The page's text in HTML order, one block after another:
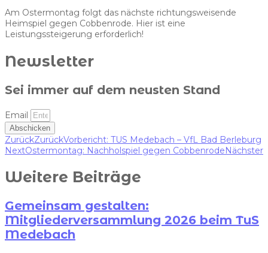
Am Ostermontag folgt das nächste richtungsweisende
Heimspiel gegen Cobbenrode. Hier ist eine
Leistungssteigerung erforderlich!
Newsletter
Sei immer auf dem neusten Stand
Email
Abschicken
ZurückZurückVorbericht: TUS Medebach – VfL Bad Berleburg
NextOstermontag: Nachholspiel gegen CobbenrodeNächster
Weitere Beiträge
Gemeinsam gestalten:
Mitgliederversammlung 2026 beim TuS
Medebach